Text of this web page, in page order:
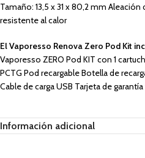
Tamaño: 13,5 x 31 x 80,2 mm
resistente al calor
El Vaporesso Renova Zero Pod Kit
Vaporesso ZERO Pod KIT con 1
PCTG Pod recargable Botella de
Cable de carga USB Tarjeta de
Información adicional